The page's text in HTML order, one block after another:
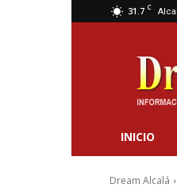
31.7 C
INICIO
Dream Alcalá